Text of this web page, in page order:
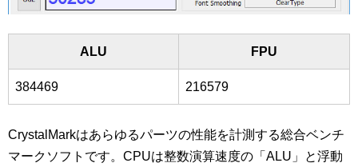
ALU FPU
384469 216579
CrystalMarkはあらゆるパーツの性能を計測する総合ベンチ
マークソフトです。CPUは整数演算速度の「ALU」と浮動